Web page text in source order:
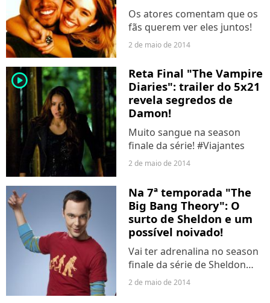
Os atores comentam que os
fãs querem ver eles juntos!
2 de maio de 2014
player2
Reta Final "The Vampire
Diaries": trailer do 5x21
revela segredos de
Damon!
Muito sangue na season
finale da série! #Viajantes
2 de maio de 2014
Na 7ª temporada "The
Big Bang Theory": O
surto de Sheldon e um
possível noivado!
Vai ter adrenalina no season
finale da série de Sheldon
(Jim Parsons) e companhia.
2 de maio de 2014